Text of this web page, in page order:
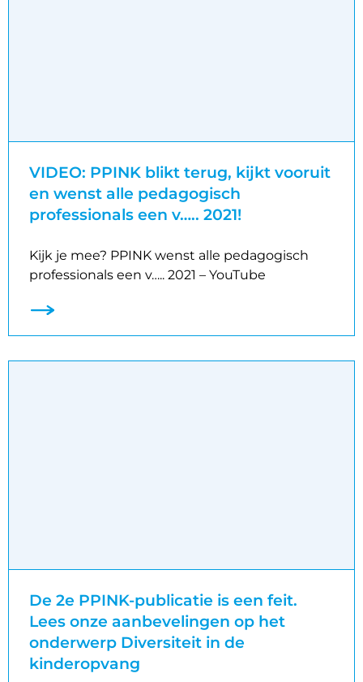
VIDEO: PPINK blikt terug, kijkt vooruit
en wenst alle pedagogisch
professionals een v….. 2021!
Kijk je mee? PPINK wenst alle pedagogisch
professionals een v….. 2021 – YouTube
De 2e PPINK-publicatie is een feit.
Lees onze aanbevelingen op het
onderwerp Diversiteit in de
kinderopvang